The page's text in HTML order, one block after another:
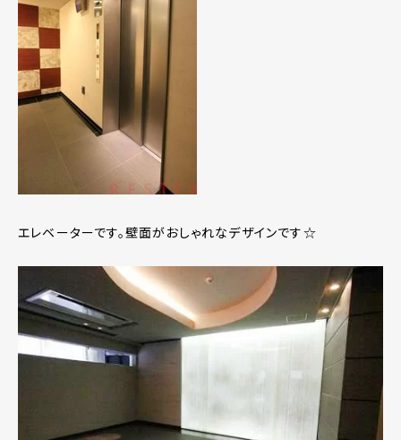
エレベーターです。壁面がおしゃれなデザインです☆